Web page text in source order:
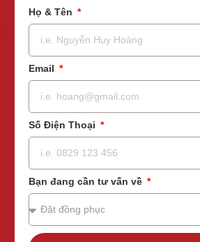
Họ & Tên
Email
Số Điện Thoại
Bạn đang cần tư vấn về